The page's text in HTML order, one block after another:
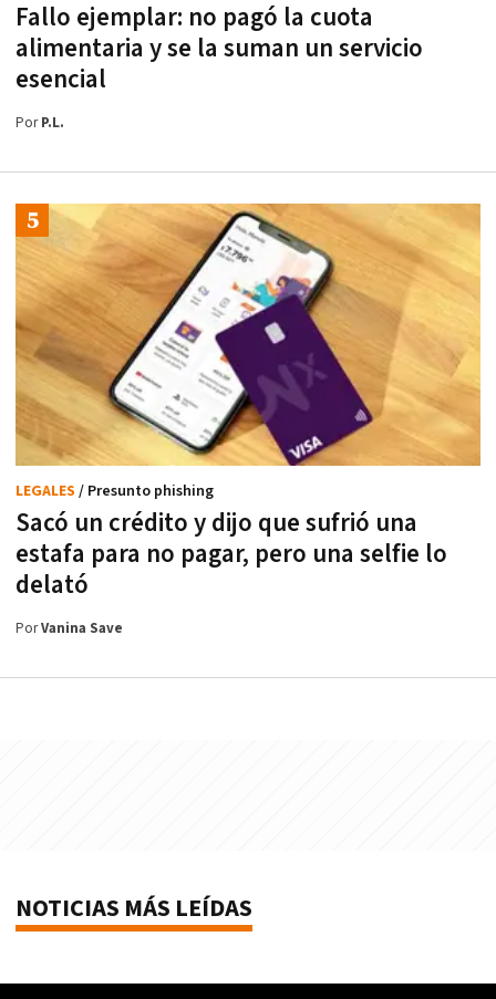
Fallo ejemplar: no pagó la cuota
alimentaria y se la suman un servicio
esencial
PorP.L.
Sacó un crédito y dijo que sufrió una
estafa para no pagar, pero una selfie lo
delató
LEGALES / Presunto phishing
PorVanina Save
NOTICIAS MÁS LEÍDAS